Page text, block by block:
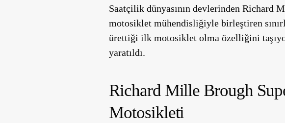
Saatçilik dünyasının devlerinden
motosiklet mühendisliğiyle birleştiren
ürettiği ilk motosiklet olma özelliğini
yaratıldı.
Richard Mille Brough
Motosikleti